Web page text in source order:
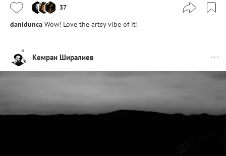
37
danidunca Wow! Love the artsy vibe of it!
Кемран Ширалиев